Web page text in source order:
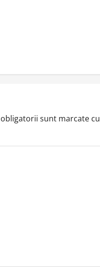
sunt marcate cu